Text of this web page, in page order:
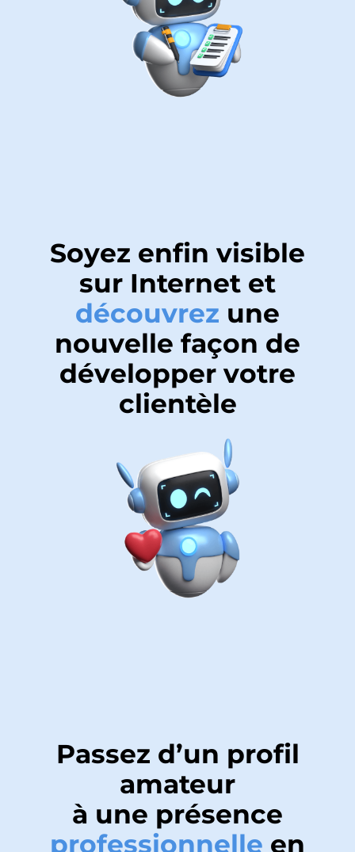
Soyez enfin visible
sur Internet et
découvrez une
nouvelle façon de
développer votre
clientèle
Passez d’un profil
amateur
à une présence
professionnelle en